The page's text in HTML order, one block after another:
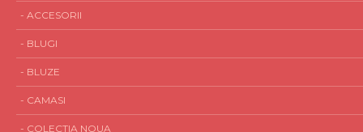
- ACCESORII
- BLUGI
- BLUZE
- CAMASI
- COLECTIA NOUA